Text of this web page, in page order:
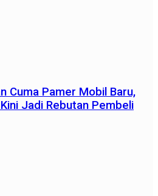
Cuma Pamer Mobil Baru,
Jadi Rebutan Pembeli